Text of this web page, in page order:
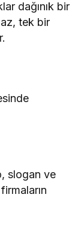
dağınık bir
tek bir
slogan ve